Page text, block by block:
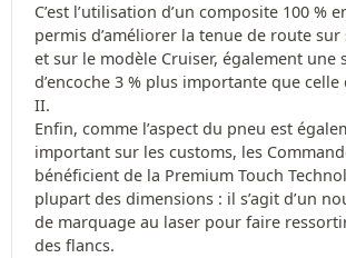
C’est l’utilisation d’un composite 100 %
permis d’améliorer la tenue de route
et sur le modèle Cruiser, également une
d’encoche 3 % plus importante que
II.
Enfin, comme l’aspect du pneu est
important sur les customs, les
bénéficient de la Premium Touch
plupart des dimensions : il s’agit d’un
de marquage au laser pour faire
des flancs.